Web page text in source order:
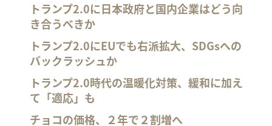
トランプ2.0に日本政府と国内企業はどう向
き合うべきか
トランプ2.0にEUでも右派拡大、SDGsへの
バックラッシュか
トランプ2.0時代の温暖化対策、緩和に加え
て「適応」も
チョコの価格、２年で２割増へ